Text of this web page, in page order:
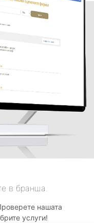
в бранша.
нашата
услуги!